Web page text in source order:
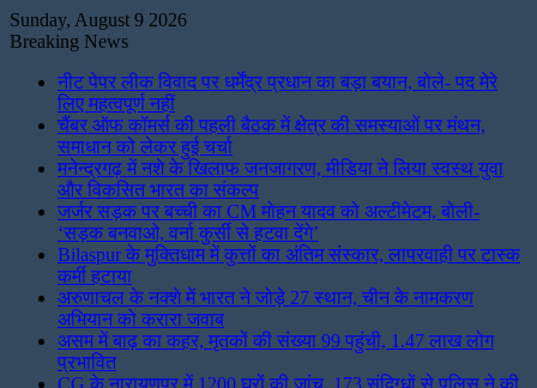
Sunday, August 9 2026
Breaking News
नीट पेपर लीक विवाद पर धर्मेंद्र प्रधान का बड़ा बयान, बोले- पद मेरे
लिए महत्वपूर्ण नहीं
चैंबर ऑफ कॉमर्स की पहली बैठक में क्षेत्र की समस्याओं पर मंथन,
समाधान को लेकर हुई चर्चा
मनेन्द्रगढ़ में नशे के खिलाफ जनजागरण, मीडिया ने लिया स्वस्थ युवा
और विकसित भारत का संकल्प
जर्जर सड़क पर बच्ची का CM मोहन यादव को अल्टीमेटम, बोली-
‘सड़क बनवाओ, वर्ना कुर्सी से हटवा देंगे’
Bilaspur के मुक्तिधाम में कुत्तों का अंतिम संस्कार, लापरवाही पर टास्क
कर्मी हटाया
अरुणाचल के नक्शे में भारत ने जोड़े 27 स्थान, चीन के नामकरण
अभियान को करारा जवाब
असम में बाढ़ का कहर, मृतकों की संख्या 99 पहुंची, 1.47 लाख लोग
प्रभावित
CG के नारायणपुर में 1200 घरों की जांच, 173 संदिग्धों से पुलिस ने की